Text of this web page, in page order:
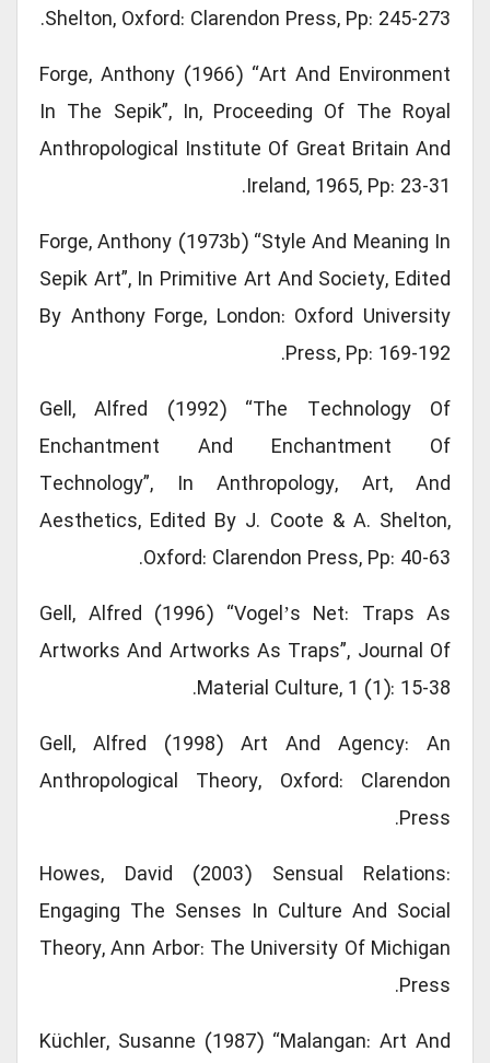
Shelton, Oxford: Clarendon Press, Pp: 245-273.
Forge, Anthony (1966) “Art And Environment
In The Sepik”, In, Proceeding Of The Royal
Anthropological Institute Of Great Britain And
Ireland, 1965, Pp: 23-31.
Forge, Anthony (1973b) “Style And Meaning In
Sepik Art”, In Primitive Art And Society, Edited
By Anthony Forge, London: Oxford University
Press, Pp: 169-192.
Gell, Alfred (1992) “The Technology Of
Enchantment And Enchantment Of
Technology”, In Anthropology, Art, And
Aesthetics, Edited By J. Coote & A. Shelton,
Oxford: Clarendon Press, Pp: 40-63.
Gell, Alfred (1996) “Vogelʼs Net: Traps As
Artworks And Artworks As Traps”, Journal Of
Material Culture, 1 (1): 15-38.
Gell, Alfred (1998) Art And Agency: An
Anthropological Theory, Oxford: Clarendon
Press.
Howes, David (2003) Sensual Relations:
Engaging The Senses In Culture And Social
Theory, Ann Arbor: The University Of Michigan
Press.
Küchler, Susanne (1987) “Malangan: Art And